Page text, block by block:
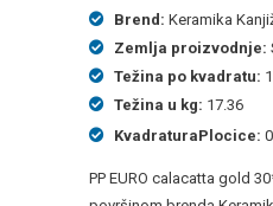
Brend: Keramika
Zemlja proizvodnje:
Težina po kvadratu:
Težina u kg: 17.36
KvadraturaPlocice:
PP EURO calacatta gold